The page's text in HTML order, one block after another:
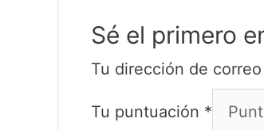
Sé el primero
Tu dirección de
Tu puntuación *